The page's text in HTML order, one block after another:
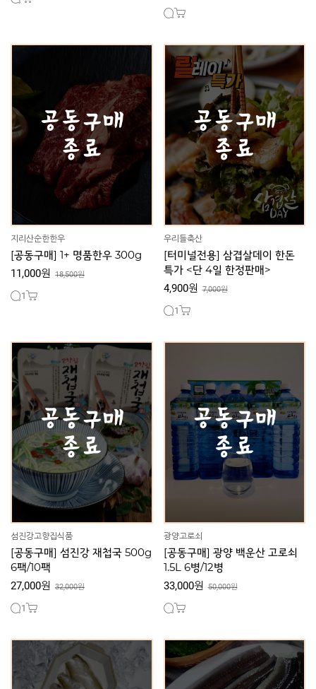
지리산순한한우
[공동구매] 1+ 명품한우 300g
11,000원 18,500원
1
우리들축산
[터미널전용] 삼겹살데이 한돈
특가 <단 4일 한정판매>
4,900원 7,000원
1
섬진강고향집식품
[공동구매] 섬진강 재첩국 500g
6팩/10팩
27,000원 32,000원
1
광양고로쇠
[공동구매] 광양 백운산 고로쇠
1.5L 6병/12병
33,000원 50,000원